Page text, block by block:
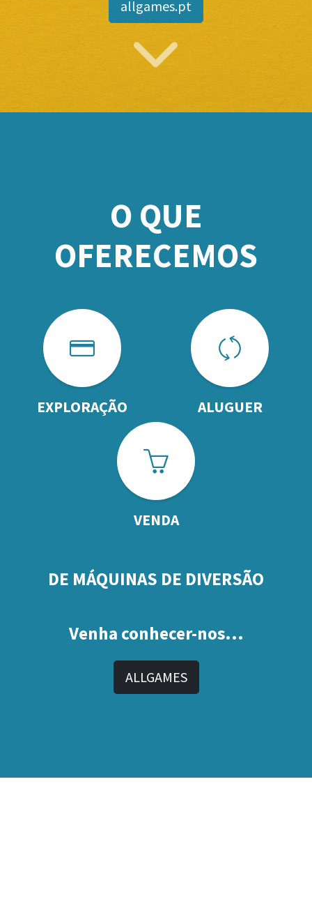
allgames.pt
O QUE
OFERECEMOS
EXPLORAÇÃO ALUGUER
VENDA
DE MÁQUINAS DE DIVERSÃO
Venha conhecer-nos...
ALLGAMES